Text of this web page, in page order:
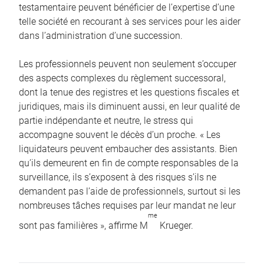
testamentaire peuvent bénéficier de l’expertise d’une
telle société en recourant à ses services pour les aider
dans l’administration d’une succession.
Les professionnels peuvent non seulement s’occuper
des aspects complexes du règlement successoral,
dont la tenue des registres et les questions fiscales et
juridiques, mais ils diminuent aussi, en leur qualité de
partie indépendante et neutre, le stress qui
accompagne souvent le décès d’un proche. « Les
liquidateurs peuvent embaucher des assistants. Bien
qu’ils demeurent en fin de compte responsables de la
surveillance, ils s’exposent à des risques s’ils ne
demandent pas l’aide de professionnels, surtout si les
nombreuses tâches requises par leur mandat ne leur
sont pas familières », affirme M
me
Krueger.